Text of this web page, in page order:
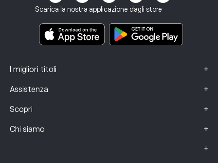
Scarica la nostra applicazione dagli store
I migliori titoli +
Assistenza +
Scopri +
Chi siamo +
+
Documenti informativi chiave
Dati sui reclami (clienti FCA)
Assicurazione sugli investimenti